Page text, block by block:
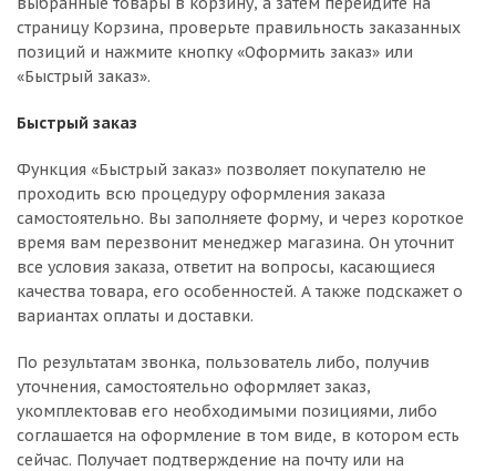
страницу Корзина, проверьте правильность заказанных
позиций и нажмите кнопку «Оформить заказ» или
«Быстрый заказ».
Быстрый заказ
Функция «Быстрый заказ» позволяет покупателю не
проходить всю процедуру оформления заказа
самостоятельно. Вы заполняете форму, и через короткое
время вам перезвонит менеджер магазина. Он уточнит
все условия заказа, ответит на вопросы, касающиеся
качества товара, его особенностей. А также подскажет о
вариантах оплаты и доставки.
По результатам звонка, пользователь либо, получив
уточнения, самостоятельно оформляет заказ,
укомплектовав его необходимыми позициями, либо
соглашается на оформление в том виде, в котором есть
сейчас. Получает подтверждение на почту или на